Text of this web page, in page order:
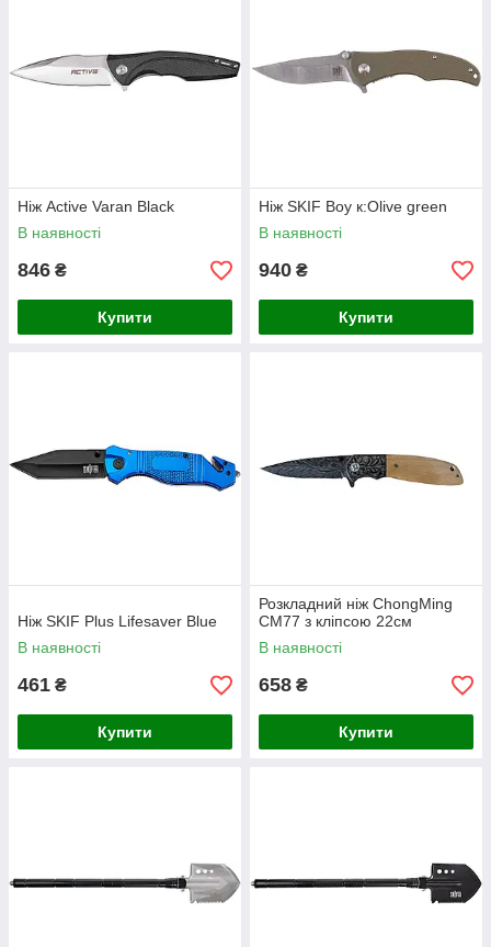
Ніж Active Varan Black
В наявності
846 ₴
Купити
Ніж SKIF Boy к:Olive green
В наявності
940 ₴
Купити
Ніж SKIF Plus Lifesaver Blue
В наявності
461 ₴
Купити
Розкладний ніж ChongMing
CM77 з кліпсою 22см
В наявності
658 ₴
Купити